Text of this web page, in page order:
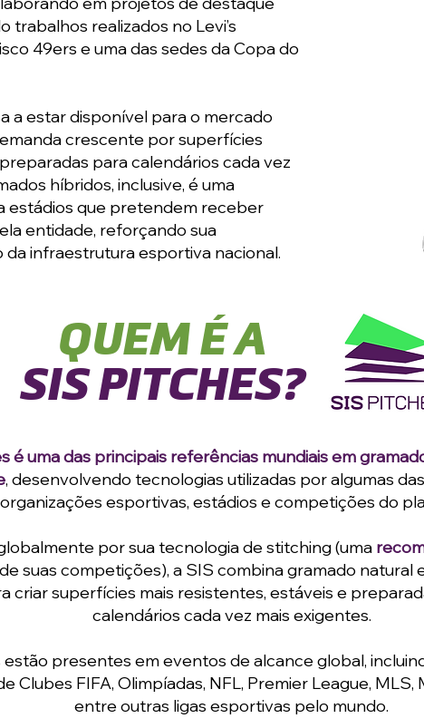
trabalhos realizados no Levi’s
49ers e uma das sedes da Copa do
a estar disponível para o mercado
crescente por superfícies
para calendários cada vez
híbridos, inclusive, é uma
estádios que pretendem receber
entidade, reforçando sua
infraestrutura esportiva nacional.
QUEM É A
SIS PITCHES?
é uma das principais referências mundiais em
, desenvolvendo tecnologias utilizadas por algumas
organizações esportivas, estádios e competições do
por sua tecnologia de stitching (uma
suas competições), a SIS combina gramado natural
criar superfícies mais resistentes, estáveis e
calendários cada vez mais exigentes.
estão presentes em eventos de alcance global,
Clubes FIFA, Olimpíadas, NFL, Premier League, MLS,
entre outras ligas esportivas pelo mundo.